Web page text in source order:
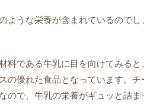
ような栄養が含まれているので
料である牛乳に目を向けてみる
の優れた食品となっています。
ので、牛乳の栄養がギュッと詰ま